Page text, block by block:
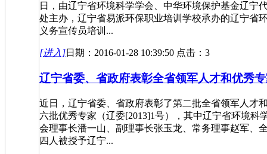
日，由辽宁省环境科学学会、中华环境保护基金辽宁
处主办，辽宁省易派环保职业培训学校承办的辽宁省
义务宣传员培训...
[进入]日期：2016-01-28 10:39:50 点击：3
辽宁省委、省政府表彰全省领军人才和优秀
近日，辽宁省委、省政府表彰了第二批全省领军人才
六批优秀专家（辽委[2013]1号），其中辽宁省环境科
会理事长潘一山、副理事长张玉龙、常务理事赵军、
四人被授予辽宁...